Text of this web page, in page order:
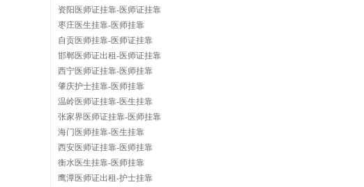
靠
网
资阳医师证挂靠-医师证挂靠
枣庄医生挂靠-医师挂靠
自贡医师挂靠-医师证挂靠
邯郸医师证出租-医师证挂靠
西宁医师证挂靠-医师挂靠
肇庆护士挂靠-医师挂靠
温岭医师证挂靠-医生挂靠
张家界医师证挂靠-医师挂靠
海门医师挂靠-医生挂靠
西安医师证挂靠-医师挂靠
衡水医生挂靠-医师挂靠
鹰潭医师证出租-护士挂靠